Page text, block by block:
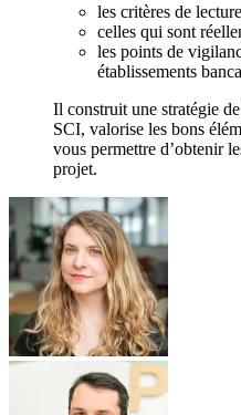
les critères de
celles qui sont
les points de
établissements
Il construit une stratégie
SCI, valorise les bons
vous permettre d’obtenir
projet.